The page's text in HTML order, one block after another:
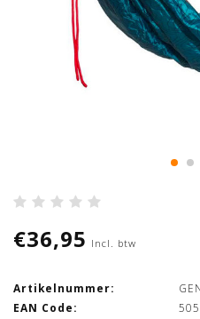
€36,95 Incl. btw
Artikelnummer:
EAN Code: